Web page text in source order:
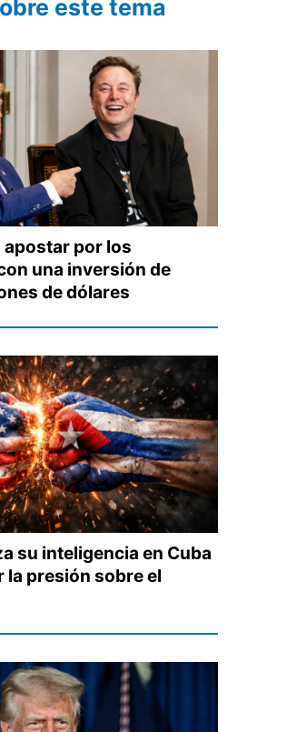
este tema
apostar por los
una inversión de
de dólares
su inteligencia en Cuba
la presión sobre el